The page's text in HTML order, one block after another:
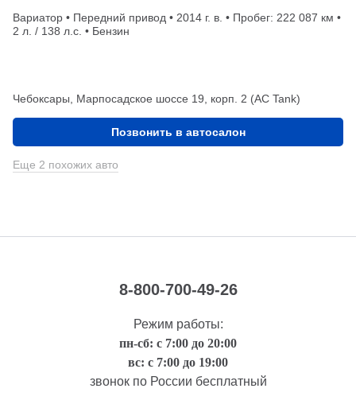
Вариатор • Передний привод • 2014 г. в. • Пробег: 222 087 км •
2 л. / 138 л.с. • Бензин
Чебоксары, Марпосадское шоссе 19, корп. 2 (АС Tank)
Позвонить в автосалон
Еще 2 похожих авто
8-800-700-49-26
Режим работы:
пн-сб: с 7:00 до 20:00
вс: с 7:00 до 19:00
звонок по России бесплатный